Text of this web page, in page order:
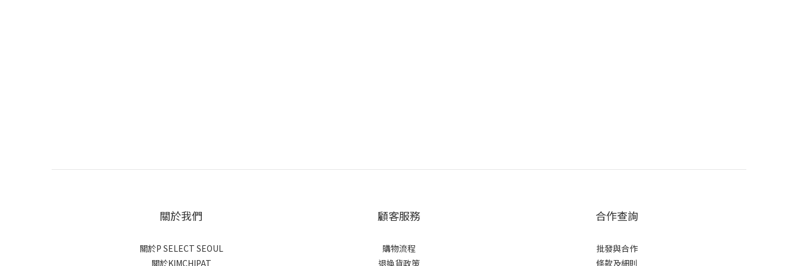
關於我們
關於P SELECT SEOUL
關於KIMCHIPAT
顧客服務
購物流程
退換貨政策
合作查詢
批發與合作
條款及細則